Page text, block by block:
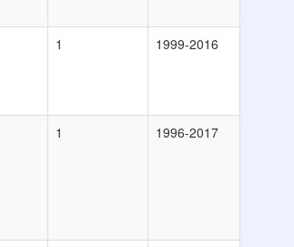
1 1999-2016
1 1996-2017